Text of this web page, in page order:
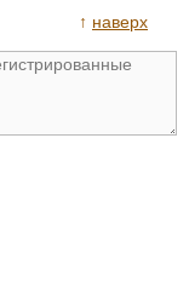
↑ наверх